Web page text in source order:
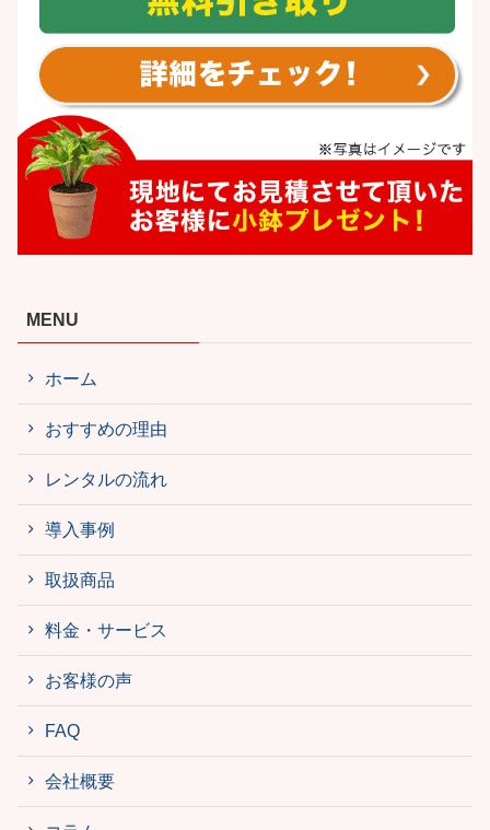
MENU
ホーム
おすすめの理由
レンタルの流れ
導入事例
取扱商品
料金・サービス
お客様の声
FAQ
会社概要